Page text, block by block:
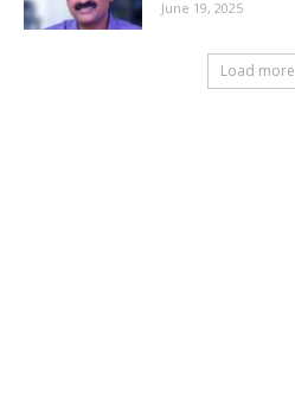
June 19, 2025
Load more